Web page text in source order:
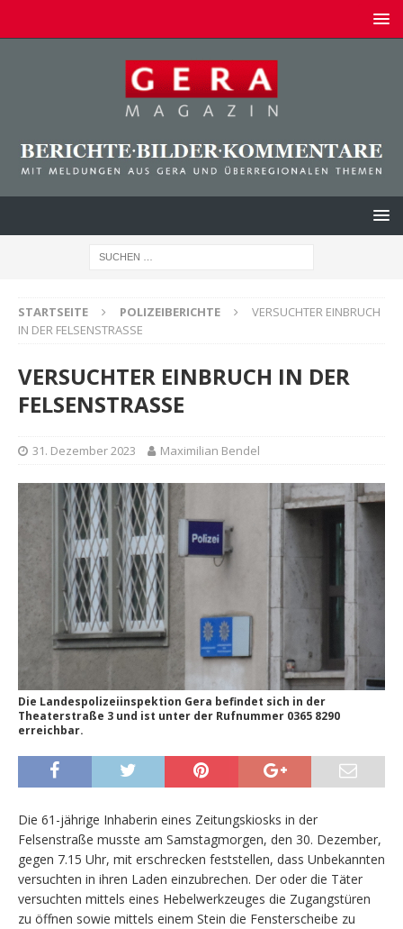
STARTSEITE POLIZEIBERICHTE
VERSUCHTER EINBRUCH
IN DER FELSENSTRASSE
VERSUCHTER EINBRUCH IN DER
FELSENSTRASSE
31. Dezember 2023 Maximilian Bendel
Die Landespolizeiinspektion Gera befindet sich in der
Theaterstraße 3 und ist unter der Rufnummer 0365 8290
erreichbar.
Die 61-jährige Inhaberin eines Zeitungskiosks in der
Felsenstraße musste am Samstagmorgen, den 30. Dezember,
gegen 7.15 Uhr, mit erschrecken feststellen, dass Unbekannten
versuchten in ihren Laden einzubrechen. Der oder die Täter
versuchten mittels eines Hebelwerkzeuges die Zugangstüren
zu öffnen sowie mittels einem Stein die Fensterscheibe zu